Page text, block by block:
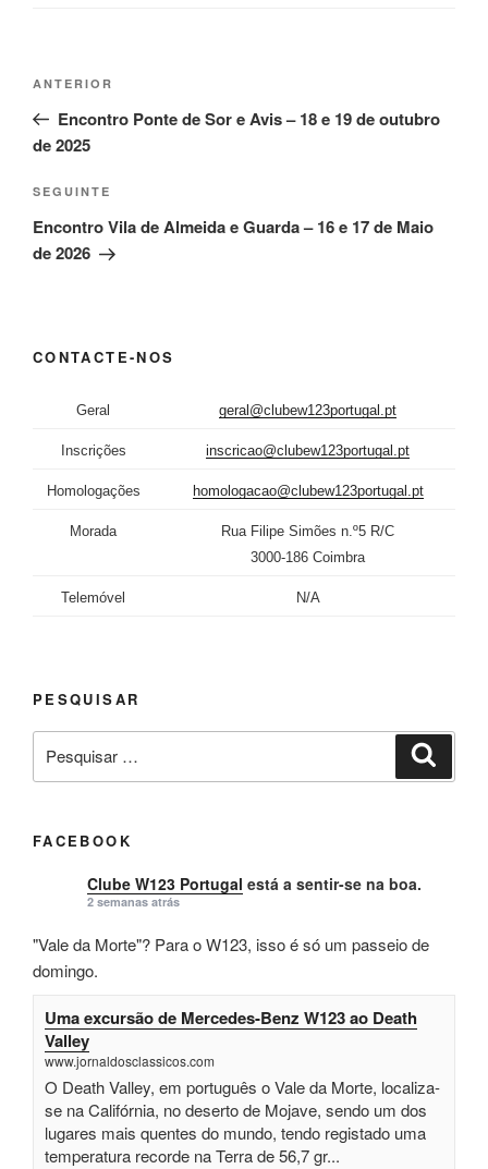
Navegação
artigos
Conteúdo
anterior
ANTERIOR
Encontro Ponte de Sor e Avis – 18 e 19 de outubro
de 2025
Conteúdo
seguinte
SEGUINTE
Encontro Vila de Almeida e Guarda – 16 e 17 de Maio
de 2026
CONTACTE-NOS
Geral geral@clubew123portugal.pt
Inscrições inscricao@clubew123portugal.pt
Homologações homologacao@clubew123portugal.pt
Morada
Rua Filipe Simões n.º5 R/C
3000-186 Coimbra
Telemóvel N/A
PESQUISAR
por:
FACEBOOK
Clube W123 Portugal está a sentir-se na boa.
2 semanas atrás
"Vale da Morte"? Para o W123, isso é só um passeio de
domingo.
Uma excursão de Mercedes-Benz W123 ao Death
Valley
www.jornaldosclassicos.com
O Death Valley, em português o Vale da Morte, localiza-
se na Califórnia, no deserto de Mojave, sendo um dos
lugares mais quentes do mundo, tendo registado uma
temperatura recorde na Terra de 56,7 gr...